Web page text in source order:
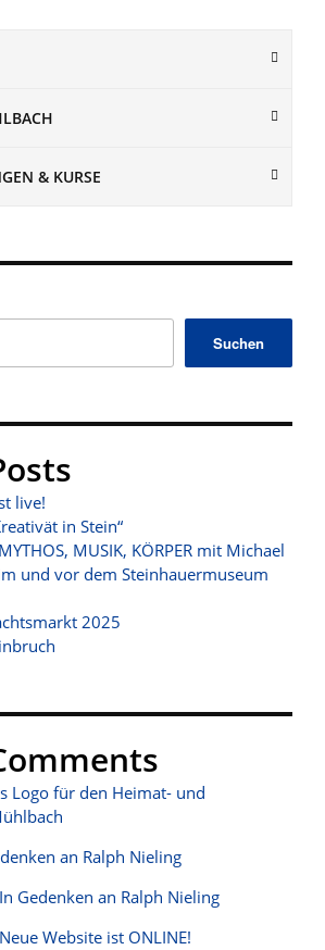
& KURSE
Suchen
live!
in Stein“
MUSIK, KÖRPER mit Michael
und vor dem Steinhauermuseum
2025
Logo für den Heimat- und
an Ralph Nieling
In Gedenken an Ralph Nieling
Neue Website ist ONLINE!